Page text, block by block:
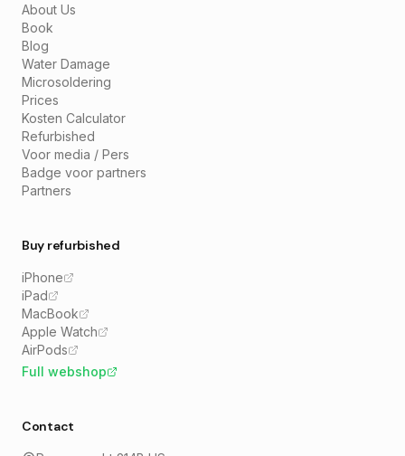
About Us
Book
Blog
Water Damage
Microsoldering
Prices
Kosten Calculator
Refurbished
Voor media / Pers
Badge voor partners
Partners
Buy refurbished
iPhone
iPad
MacBook
Apple Watch
AirPods
Full webshop
Contact